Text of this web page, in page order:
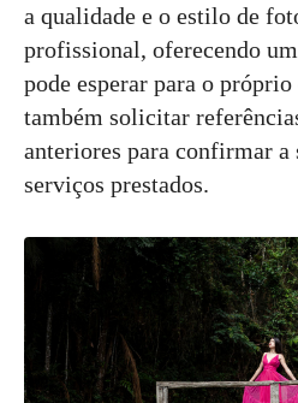
a qualidade e o estilo de
profissional, oferecendo
pode esperar para o
também solicitar
anteriores para confirmar a
serviços prestados.